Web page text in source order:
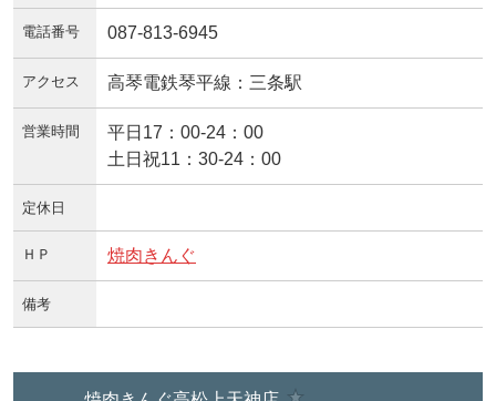
電話番号 087-813-6945
アクセス 高琴電鉄琴平線：三条駅
営業時間
平日17：00-24：00
土日祝11：30-24：00
定休日
ＨＰ 焼肉きんぐ
備考